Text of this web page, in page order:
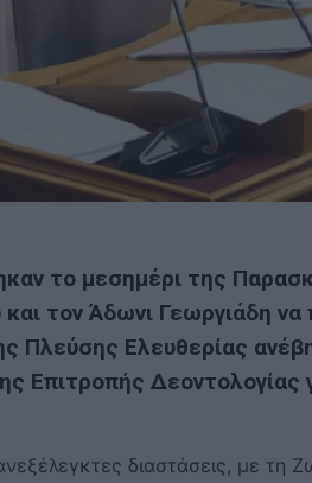
το μεσημέρι της
και τον Άδωνι Γεωργιάδη
Πλεύσης Ελευθερίας
Επιτροπής Δεοντολογίας
διαστάσεις, με τη